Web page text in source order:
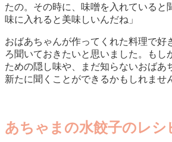
たの。その時に、味噌を入れていると
味に入れると美味しいんだね」
おばあちゃんが作ってくれた料理で好
ろ聞いておきたいと思いました。もし
ための隠し味や、まだ知らないおばあ
新たに聞くことができるかもしれませ
あちゃまの水餃子のレシ